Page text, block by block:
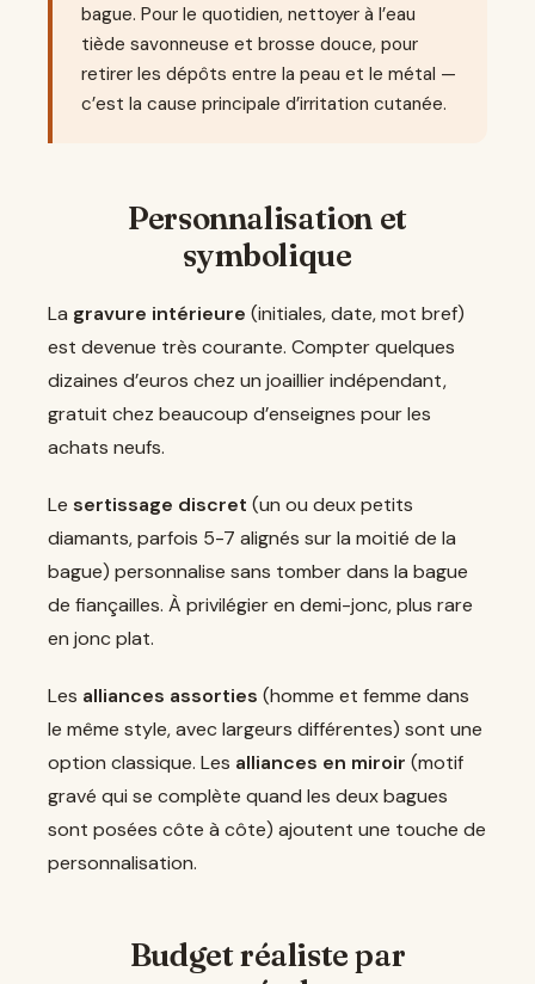
bague. Pour le quotidien, nettoyer à l’eau
tiède savonneuse et brosse douce, pour
retirer les dépôts entre la peau et le métal —
c’est la cause principale d’irritation cutanée.
Personnalisation et
symbolique
La gravure intérieure (initiales, date, mot bref)
est devenue très courante. Compter quelques
dizaines d’euros chez un joaillier indépendant,
gratuit chez beaucoup d’enseignes pour les
achats neufs.
Le sertissage discret (un ou deux petits
diamants, parfois 5-7 alignés sur la moitié de la
bague) personnalise sans tomber dans la bague
de fiançailles. À privilégier en demi-jonc, plus rare
en jonc plat.
Les alliances assorties (homme et femme dans
le même style, avec largeurs différentes) sont une
option classique. Les alliances en miroir (motif
gravé qui se complète quand les deux bagues
sont posées côte à côte) ajoutent une touche de
personnalisation.
Budget réaliste par